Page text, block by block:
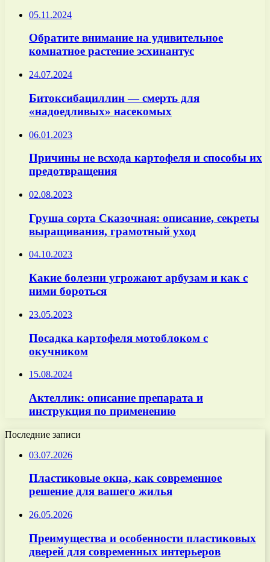
05.11.2024
Обратите внимание на удивительное
комнатное растение эсхинантус
24.07.2024
Битоксибациллин — смерть для
«надоедливых» насекомых
06.01.2023
Причины не всхода картофеля и способы их
предотвращения
02.08.2023
Груша сорта Сказочная: описание, секреты
выращивания, грамотный уход
04.10.2023
Какие болезни угрожают арбузам и как с
ними бороться
23.05.2023
Посадка картофеля мотоблоком с
окучником
15.08.2024
Актеллик: описание препарата и
инструкция по применению
Последние записи
03.07.2026
Пластиковые окна, как современное
решение для вашего жилья
26.05.2026
Преимущества и особенности пластиковых
дверей для современных интерьеров